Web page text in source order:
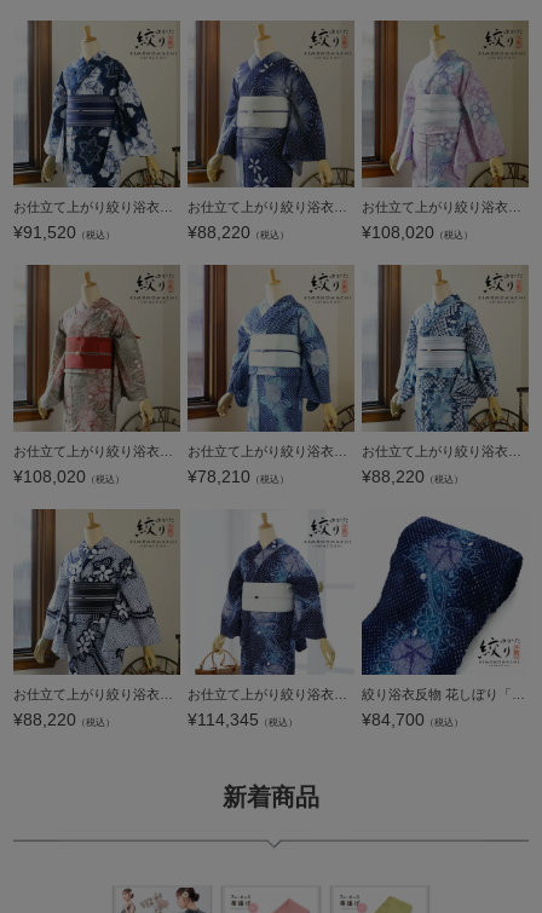
¥91,520 （税込） ¥88,220 （税込） ¥108,020 （税込）
¥108,020 （税込） ¥78,210 （税込） ¥88,220 （税込）
¥88,220 （税込） ¥114,345 （税込） ¥84,700 （税込）
新着商品
へ